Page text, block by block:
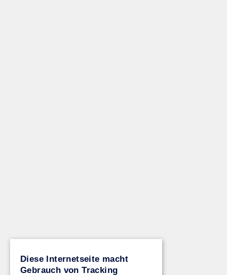
Diese Internetseite macht
Gebrauch von Tracking